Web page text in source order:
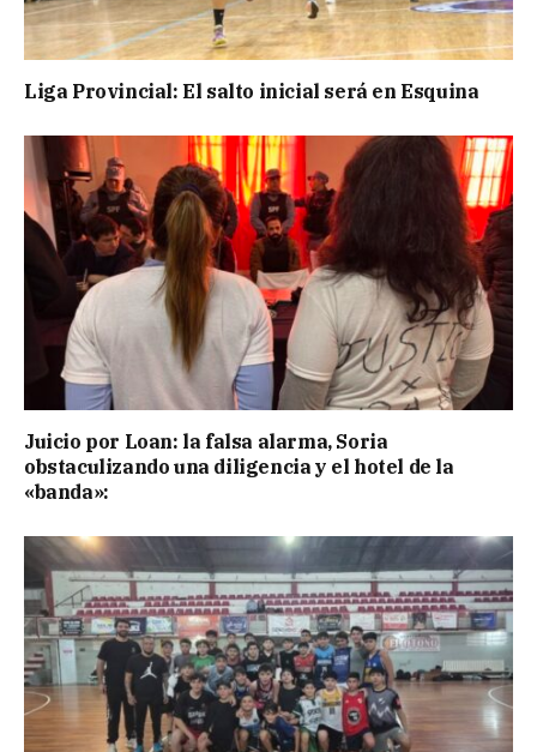
Liga Provincial: El salto inicial será en Esquina
Juicio por Loan: la falsa alarma, Soria
obstaculizando una diligencia y el hotel de la
«banda»: